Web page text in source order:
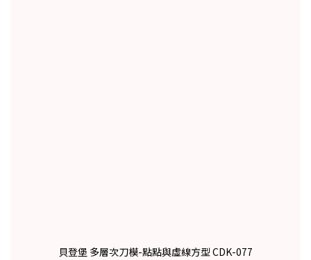
貝登堡 多層次刀模-點點與虛線方型 CDK-077